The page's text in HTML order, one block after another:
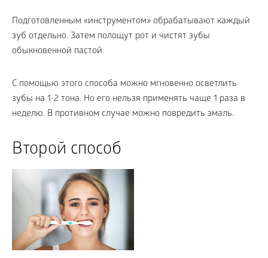
Подготовленным «инструментом» обрабатывают каждый
зуб отдельно. Затем полощут рот и чистят зубы
обыкновенной пастой.
С помощью этого способа можно мгновенно осветлить
зубы на 1-2 тона. Но его нельзя применять чаще 1 раза в
неделю. В противном случае можно повредить эмаль.
Второй способ